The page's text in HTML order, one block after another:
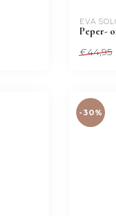
EVA
Peper-
€44,95
-30%